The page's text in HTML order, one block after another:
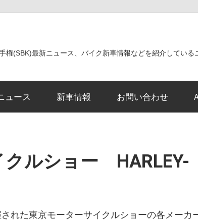
(SBK)最新ニュース、バイク新車情報などを紹介している
ュース 新車情報 お問い合わせ
クルショー HARLEY-
れた東京モーターサイクルショーの各メーカ